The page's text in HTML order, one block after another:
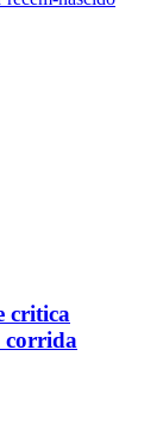
critica
corrida